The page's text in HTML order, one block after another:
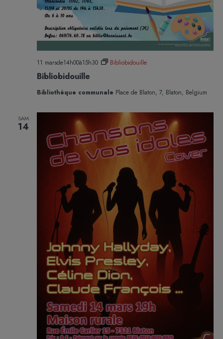
Bibliobidouille
11 marsde14h00à15h30 Bibliobidouille
Bibliothèque communale Place de Blaton, 7, Blaton, Belgium
SAM
14